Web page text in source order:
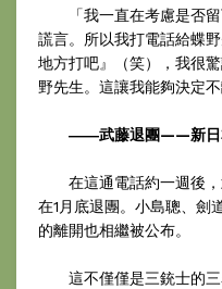
「我一直在考慮是否留
謊言。所以我打電話給蝶
地方打吧』（笑），我很
野先生。這讓我能夠決定不
――武藤退團——新日
在這通電話約一週後，
在1月底退團。小島聰、劍
的離開也相繼被公布。
這不僅僅是三銃士的三